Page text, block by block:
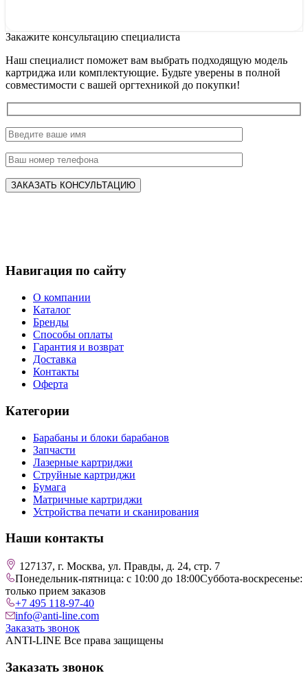
Закажите консультацию специалиста
Наш специалист поможет вам выбрать подходящую модель
картриджа или комплектующие. Будьте уверены в полной
совместимости с вашей оргтехникой до покупки!
Навигация по сайту
О компании
Каталог
Бренды
Способы оплаты
Гарантия и возврат
Доставка
Контакты
Оферта
Категории
Барабаны и блоки барабанов
Запчасти
Лазерные картриджи
Струйные картриджи
Бумага
Матричные картриджи
Устройства печати и сканирования
Наши контакты
127137, г. Москва, ул. Правды, д. 24, стр. 7
Понедельник-пятница: с 10:00 до 18:00Суббота-воскресенье:
только прием заказов
+7 495 118-97-40
info@anti-line.com
Заказать звонок
ANTI-LINE Все права защищены
Заказать звонок